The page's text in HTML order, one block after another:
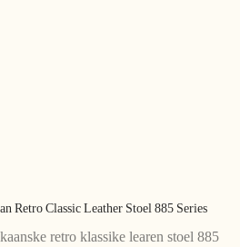
Retro Classic Leather Stoel 885 Series
retro klassike learen stoel 885